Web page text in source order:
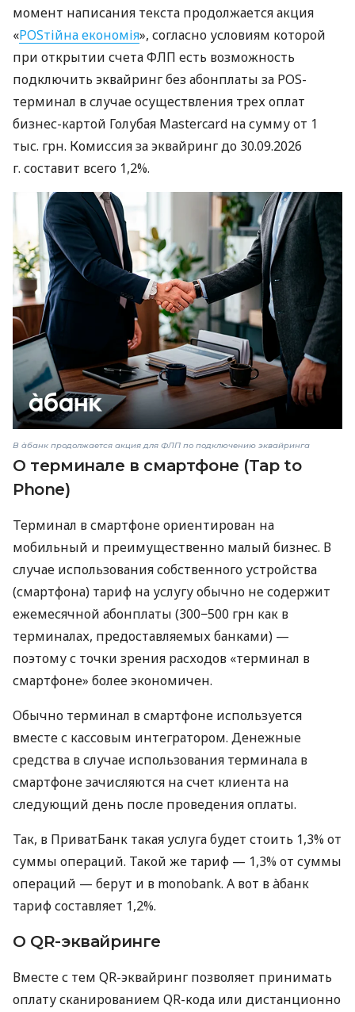
момент написания текста продолжается акция
«POSтійна економія», согласно условиям которой
при открытии счета ФЛП есть возможность
подключить эквайринг без абонплаты за POS-
терминал в случае осуществления трех оплат
бизнес-картой Голубая Mastercard на сумму от 1
тыс. грн. Комиссия за эквайринг до 30.09.2026
г. составит всего 1,2%.
В àбанк продолжается акция для ФЛП по подключению эквайринга
О терминале в смартфоне (Tap to
Phone)
Терминал в смартфоне ориентирован на
мобильный и преимущественно малый бизнес. В
случае использования собственного устройства
(смартфона) тариф на услугу обычно не содержит
ежемесячной абонплаты (300−500 грн как в
терминалах, предоставляемых банками) —
поэтому с точки зрения расходов «терминал в
смартфоне» более экономичен.
Обычно терминал в смартфоне используется
вместе с кассовым интегратором. Денежные
средства в случае использования терминала в
смартфоне зачисляются на счет клиента на
следующий день после проведения оплаты.
Так, в ПриватБанк такая услуга будет стоить 1,3% от
суммы операций. Такой же тариф — 1,3% от суммы
операций — берут и в monobank. А вот в àбанк
тариф составляет 1,2%.
О QR-эквайринге
Вместе с тем QR-эквайринг позволяет принимать
оплату сканированием QR-кода или дистанционно